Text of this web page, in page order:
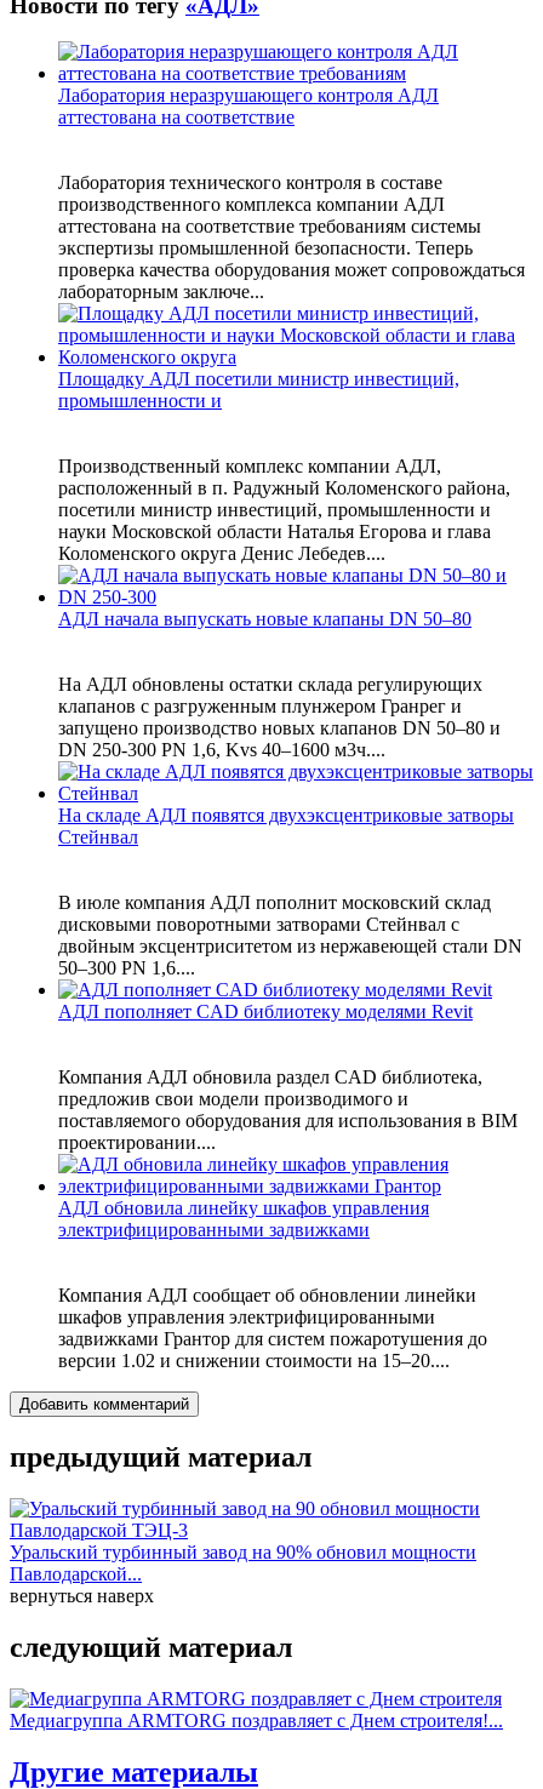
Лаборатория неразрушающего контроля АДЛ
аттестована на соответствие
Лаборатория технического контроля в составе
производственного комплекса компании АДЛ
аттестована на соответствие требованиям системы
экспертизы промышленной безопасности. Теперь
проверка качества оборудования может сопровождаться
лабораторным заключе...
Площадку АДЛ посетили министр инвестиций,
промышленности и
Производственный комплекс компании АДЛ,
расположенный в п. Радужный Коломенского района,
посетили министр инвестиций, промышленности и
науки Московской области Наталья Егорова и глава
Коломенского округа Денис Лебедев....
АДЛ начала выпускать новые клапаны DN 50–80
На АДЛ обновлены остатки склада регулирующих
клапанов с разгруженным плунжером Гранрег и
запущено производство новых клапанов DN 50–80 и
DN 250-300 PN 1,6, Kvs 40–1600 м3ч....
На складе АДЛ появятся двухэксцентриковые затворы
Стейнвал
В июле компания АДЛ пополнит московский склад
дисковыми поворотными затворами Стейнвал с
двойным эксцентриситетом из нержавеющей стали DN
50–300 PN 1,6....
АДЛ пополняет CAD библиотеку моделями Revit
Компания АДЛ обновила раздел CAD библиотека,
предложив свои модели производимого и
поставляемого оборудования для использования в BIM
проектировании....
АДЛ обновила линейку шкафов управления
электрифицированными задвижками
Компания АДЛ сообщает об обновлении линейки
шкафов управления электрифицированными
задвижками Грантор для систем пожаротушения до
версии 1.02 и снижении стоимости на 15–20....
Добавить комментарий
предыдущий материал
Уральский турбинный завод на 90% обновил мощности
Павлодарской...
вернуться наверх
следующий материал
Медиагруппа ARMTORG поздравляет с Днем строителя!...
Другие материалы